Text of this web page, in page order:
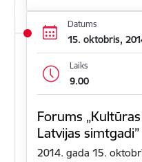
Datums
15. oktobris,
Laiks
9.00
Forums
Latvijas simtgadi”
2014. gada 15.